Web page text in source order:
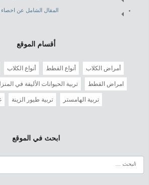
المقال الشامل عن اخصاء
أقسام الموقع
أمراض الكلاب أنواع القطط أنواع الكلاب
امراض القطط تربية الحيوانات الأليفة في
تربية الهامستر تربية طيور الزينة
ابحث في الموقع